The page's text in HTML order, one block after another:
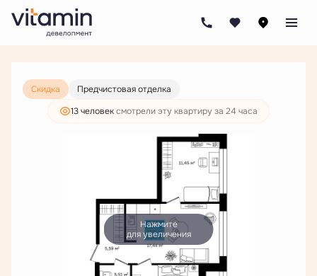
2-комнатная 9 213 000 руб.
7 048 000 руб.
Скидка
Предчистовая отделка
13 человексмотрели эту квартиру за 24 часа
Нажмите
для увеличения